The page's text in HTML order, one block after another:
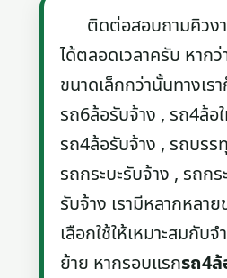
ติดต่อสอบถามคิวงา
ได้ตลอดเวลาครับ หาก
ขนาดเล็กกว่านั้นทางเร
รถ6ล้อรับจ้าง , รถ4ล้อ
รถ4ล้อรับจ้าง , รถบรร
รถกระบะรับจ้าง , รถก
รับจ้าง เรามีหลากหลาย
เลือกใช้ให้เหมาะสมกับ
ย้าย หากรอบแรกรถ4